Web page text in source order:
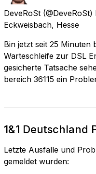
DeveRoSt
Eckweisbach, Hesse
Bin jetzt seit 25 Minuten
Warteschleife zur DSL
gesicherte Tatsache
bereich 36115 ein
1&1 Deutschland
Letzte Ausfälle und
gemeldet wurden: